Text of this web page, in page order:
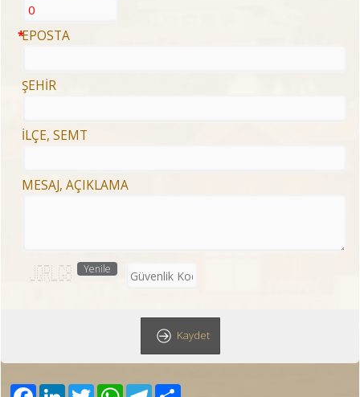
0
EPOSTA
ŞEHİR
İLÇE, SEMT
MESAJ, AÇIKLAMA
Yenile
Kaydet
FacebookLinkedInTwitter WhatsAppTelegram